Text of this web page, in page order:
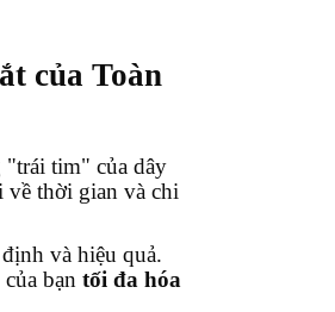
của Toàn
tim" của dây
về thời gian và chi
và hiệu quả.
bạn tối đa hóa